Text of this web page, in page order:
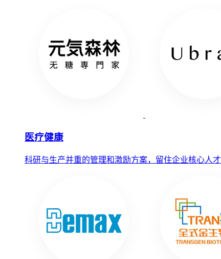
医疗健康
科研与生产并重的管理和激励方案，留住企业核心人才